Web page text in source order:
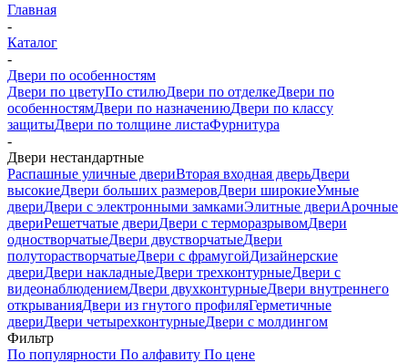
Главная
-
Каталог
-
Двери по особенностям
Двери по цветуПо стилюДвери по отделкеДвери по
особенностямДвери по назначениюДвери по классу
защитыДвери по толщине листаФурнитура
-
Двери нестандартные
Распашные уличные двериВторая входная дверьДвери
высокиеДвери больших размеровДвери широкиеУмные
двериДвери с электронными замкамиЭлитные двериАрочные
двериРешетчатые двериДвери с терморазрывомДвери
одностворчатыеДвери двустворчатыеДвери
полуторастворчатыеДвери с фрамугойДизайнерские
двериДвери накладныеДвери трехконтурныеДвери с
видеонаблюдениемДвери двухконтурныеДвери внутреннего
открыванияДвери из гнутого профиляГерметичные
двериДвери четырехконтурныеДвери с молдингом
Фильтр
По популярности По алфавиту По цене